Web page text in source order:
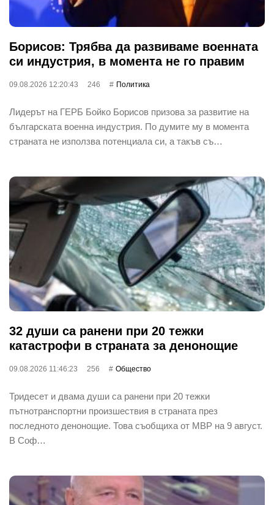
Борисов: Трябва да развиваме военната
си индустрия, в момента не го правим
09.08.2026 12:20:43 246 Политика
Лидерът на ГЕРБ Бойко Борисов призова за развитие на
българската военна индустрия. По думите му в момента
страната не използва потенциала си, а такъв съ…
32 души са ранени при 20 тежки
катастрофи в страната за денонощие
09.08.2026 11:46:23 256 Общество
Тридесет и двама души са ранени при 20 тежки
пътнотранспортни произшествия в страната през
последното денонощие. Това съобщиха от МВР на 9 август.
В Соф…